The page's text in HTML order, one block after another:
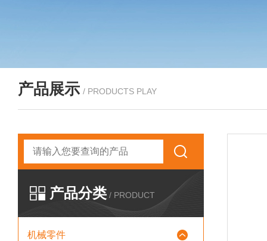
产品展示 / PRODUCTS PLAY
产品分类 / PRODUCT
机械零件